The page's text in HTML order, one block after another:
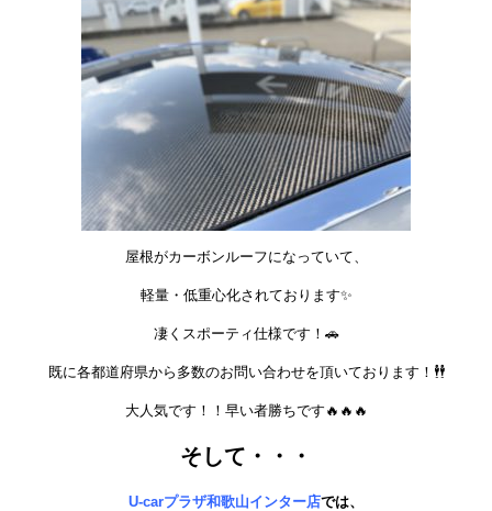
屋根がカーボンルーフになっていて、
軽量・低重心化されております✨
凄くスポーティ仕様です！🚗
既に各都道府県から多数のお問い合わせを頂いております！🕴️🕴️
大人気です！！早い者勝ちです🔥🔥🔥
そして・・・
U-carプラザ和歌山インター店では、